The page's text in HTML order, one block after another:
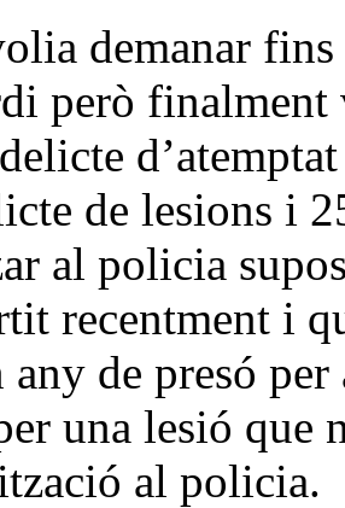
demanar fins
però finalment
de lesions i
al policia
recentment i
de presó
una lesió que
al policia.